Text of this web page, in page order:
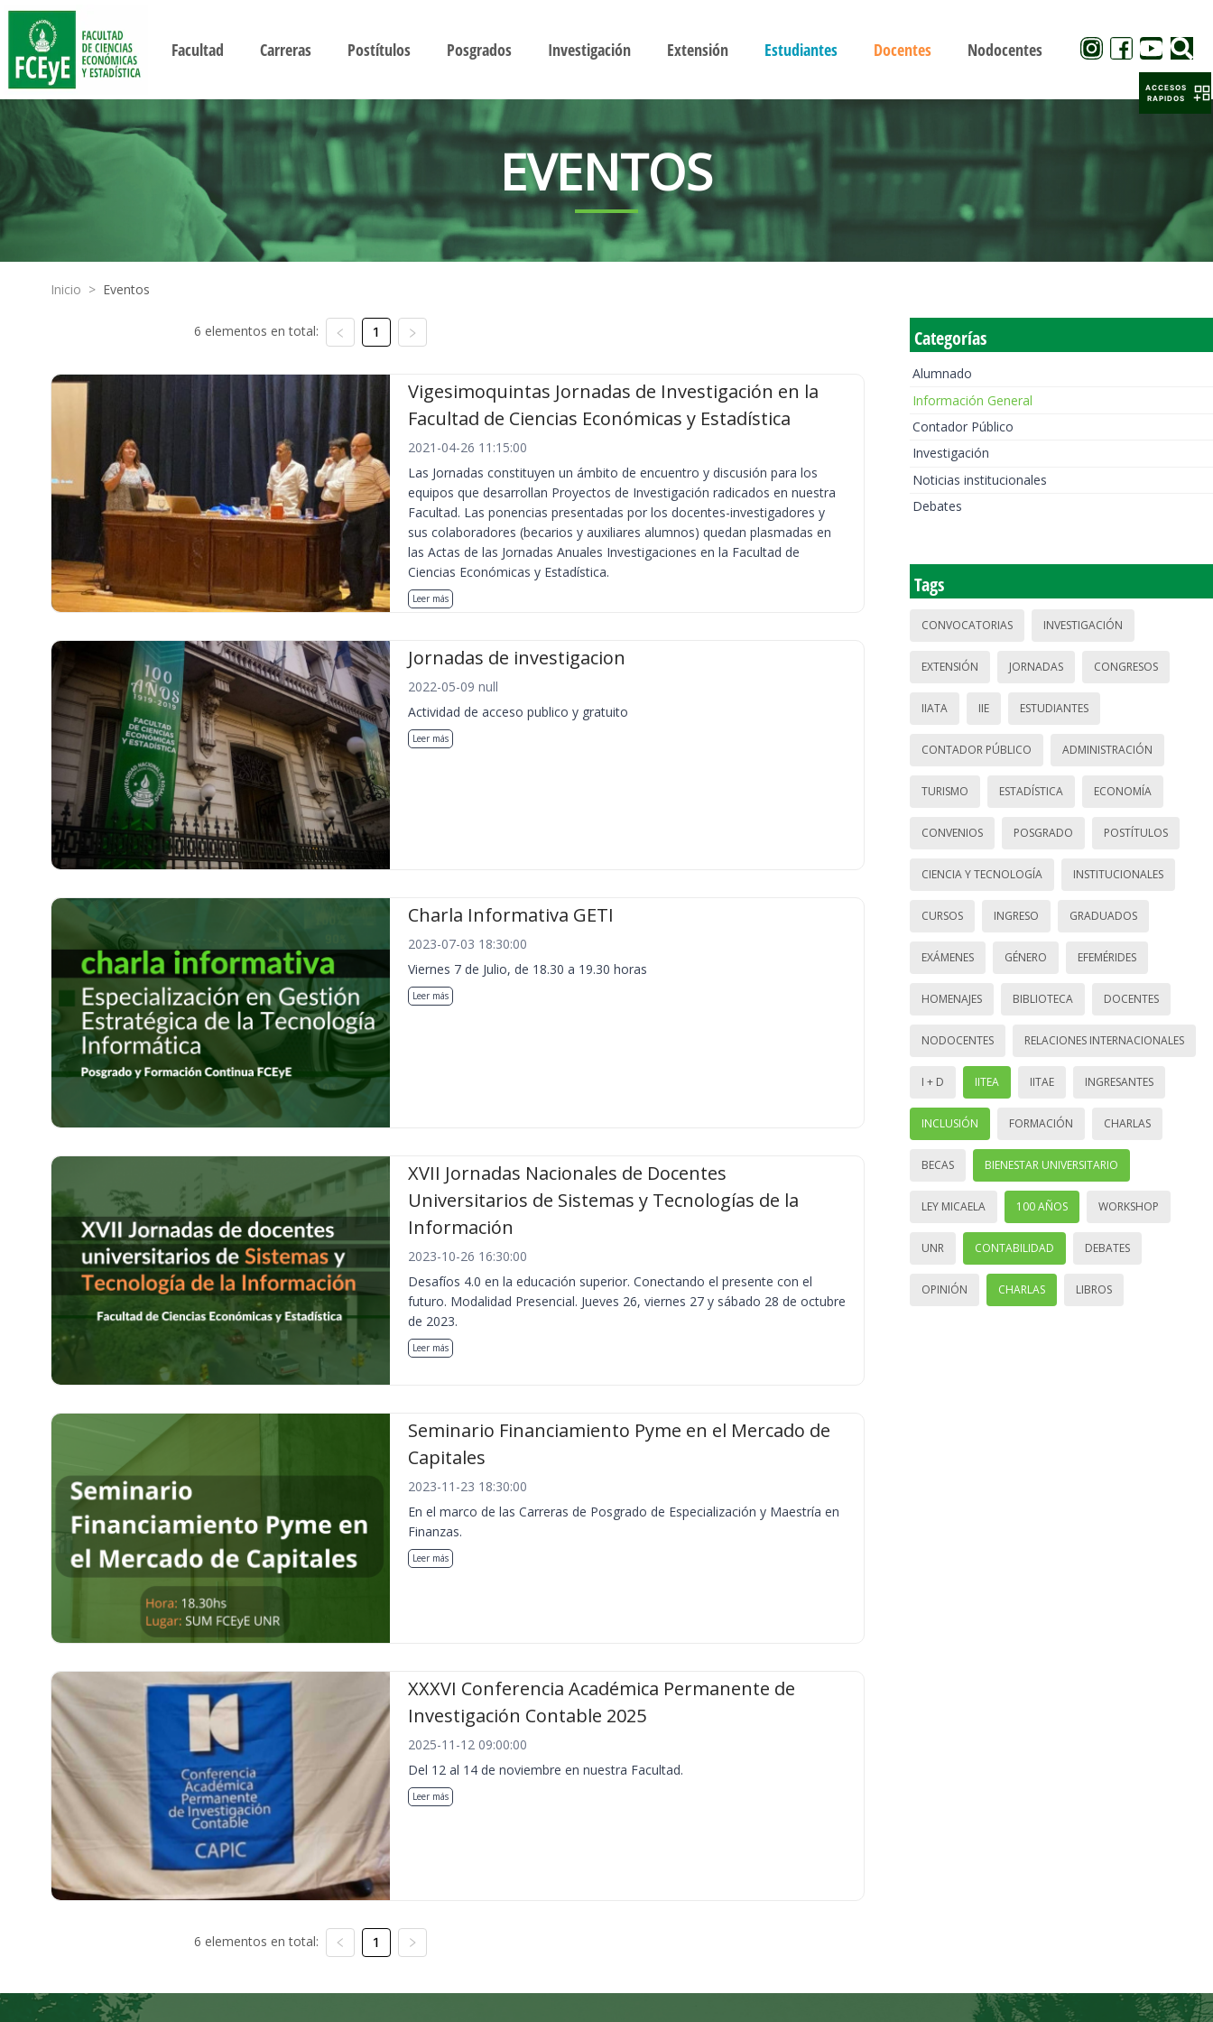
Facultad Carreras Postítulos Posgrados Investigación Extensión Estudiantes Docentes Nodocentes
EVENTOS
Inicio > Eventos
6 elementos en total: 1
Vigesimoquintas Jornadas de Investigación en la
Facultad de Ciencias Económicas y Estadística
2021-04-26 11:15:00
Las Jornadas constituyen un ámbito de encuentro y discusión para los
equipos que desarrollan Proyectos de Investigación radicados en nuestra
Facultad. Las ponencias presentadas por los docentes-investigadores y
sus colaboradores (becarios y auxiliares alumnos) quedan plasmadas en
las Actas de las Jornadas Anuales Investigaciones en la Facultad de
Ciencias Económicas y Estadística.
Leer más
Jornadas de investigacion
2022-05-09 null
Actividad de acceso publico y gratuito
Leer más
Charla Informativa GETI
2023-07-03 18:30:00
Viernes 7 de Julio, de 18.30 a 19.30 horas
Leer más
XVII Jornadas Nacionales de Docentes
Universitarios de Sistemas y Tecnologías de la
Información
2023-10-26 16:30:00
Desafíos 4.0 en la educación superior. Conectando el presente con el
futuro. Modalidad Presencial. Jueves 26, viernes 27 y sábado 28 de octubre
de 2023.
Leer más
Seminario Financiamiento Pyme en el Mercado de
Capitales
2023-11-23 18:30:00
En el marco de las Carreras de Posgrado de Especialización y Maestría en
Finanzas.
Leer más
XXXVI Conferencia Académica Permanente de
Investigación Contable 2025
2025-11-12 09:00:00
Del 12 al 14 de noviembre en nuestra Facultad.
Leer más
6 elementos en total: 1
Categorías
Alumnado
Información General
Contador Público
Investigación
Noticias institucionales
Debates
Tags
CONVOCATORIAS INVESTIGACIÓN
EXTENSIÓN JORNADAS CONGRESOS
IIATA IIE ESTUDIANTES
CONTADOR PÚBLICO ADMINISTRACIÓN
TURISMO ESTADÍSTICA ECONOMÍA
CONVENIOS POSGRADO POSTÍTULOS
CIENCIA Y TECNOLOGÍA INSTITUCIONALES
CURSOS INGRESO GRADUADOS
EXÁMENES GÉNERO EFEMÉRIDES
HOMENAJES BIBLIOTECA DOCENTES
NODOCENTES RELACIONES INTERNACIONALES
I + D IITEA IITAE INGRESANTES
INCLUSIÓN FORMACIÓN CHARLAS
BECAS BIENESTAR UNIVERSITARIO
LEY MICAELA 100 AÑOS WORKSHOP
UNR CONTABILIDAD DEBATES
OPINIÓN CHARLAS LIBROS
ACCESOS
RAPIDOS